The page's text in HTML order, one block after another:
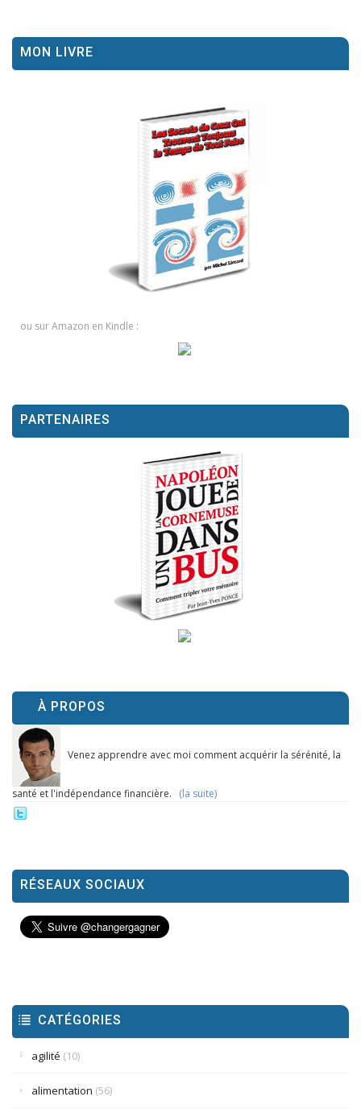
MON LIVRE
ou sur Amazon en Kindle :
PARTENAIRES
À PROPOS
Venez apprendre avec moi comment acquérir la sérénité, la
santé et l'indépendance financière. (la suite)
RÉSEAUX SOCIAUX
CATÉGORIES
agilité (10)
alimentation (56)